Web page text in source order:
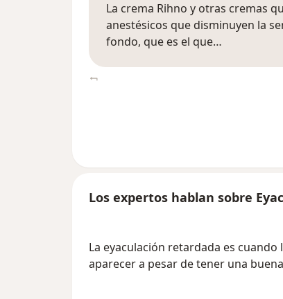
La crema Rihno y otras cremas
anestésicos que disminuyen la
fondo, que es el que…
Los expertos hablan sobre
La eyaculación retardada es
aparecer a pesar de tener una